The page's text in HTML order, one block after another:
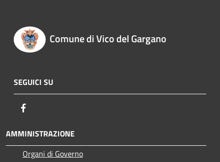
Comune di Vico del Gargano
SEGUICI SU
AMMINISTRAZIONE
Organi di Governo